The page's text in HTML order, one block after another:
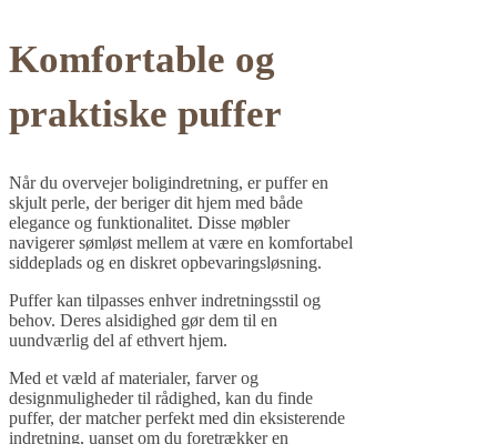
Komfortable og
praktiske puffer
Når du overvejer boligindretning, er puffer en
skjult perle, der beriger dit hjem med både
elegance og funktionalitet. Disse møbler
navigerer sømløst mellem at være en komfortabel
siddeplads og en diskret opbevaringsløsning.
Puffer kan tilpasses enhver indretningsstil og
behov. Deres alsidighed gør dem til en
uundværlig del af ethvert hjem.
Med et væld af materialer, farver og
designmuligheder til rådighed, kan du finde
puffer, der matcher perfekt med din eksisterende
indretning, uanset om du foretrækker en